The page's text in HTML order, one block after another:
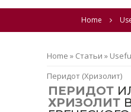
Home
Home » Статьи »
Перидот (Хризолит)
ПЕРИДОТ
ХРИЗОЛИТ